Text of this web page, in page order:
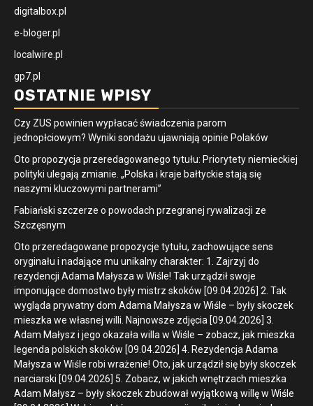
digitalbox.pl
e-bloger.pl
localwire.pl
gp7.pl
OSTATNIE WPISY
Czy ZUS powinien wypłacać świadczenia parom
jednopłciowym? Wyniki sondażu ujawniają opinie Polaków
Oto propozycja przeredagowanego tytułu: Priorytety niemieckiej
polityki ulegają zmianie. „Polska i kraje bałtyckie stają się
naszymi kluczowymi partnerami”
Fabiański szczerze o powodach przegranej rywalizacji ze
Szczęsnym
Oto przeredagowane propozycje tytułu, zachowujące sens
oryginału i nadające mu unikalny charakter: 1. Zajrzyj do
rezydencji Adama Małysza w Wiśle! Tak urządził swoje
imponujące domostwo były mistrz skoków [09.04.2026] 2. Tak
wygląda prywatny dom Adama Małysza w Wiśle – były skoczek
mieszka we własnej willi. Najnowsze zdjęcia [09.04.2026] 3.
Adam Małysz i jego okazała willa w Wiśle – zobacz, jak mieszka
legenda polskich skoków [09.04.2026] 4. Rezydencja Adama
Małysza w Wiśle robi wrażenie! Oto, jak urządził się były skoczek
narciarski [09.04.2026] 5. Zobacz, w jakich wnętrzach mieszka
Adam Małysz – były skoczek zbudował wyjątkową willę w Wiśle